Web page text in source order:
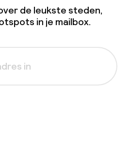
de leukste steden,
in je mailbox.